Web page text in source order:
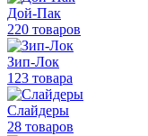
Дой-Пак
220 товаров
Зип-Лок
123 товара
Слайдеры
28 товаров